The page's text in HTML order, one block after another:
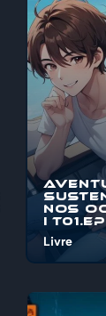
nos
I
Livre
Bem-